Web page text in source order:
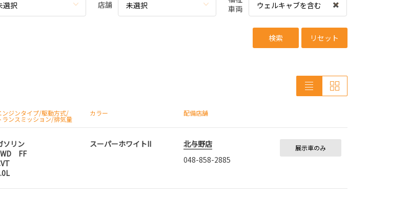
選択 店舗 未選択
車両
ウェルキャブを含む
検索 リセット
ンジンタイプ/駆動方式/
ランスミッション/排気量
カラー 配備店舗
ソリン
FF
スーパーホワイトII
北与野店
048-858-2885
展示車のみ